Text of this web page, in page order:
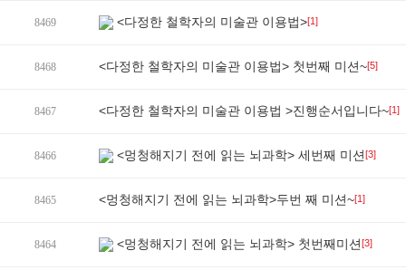
8469 <다정한 철학자의 미술관 이용법>[1]
8468 <다정한 철학자의 미술관 이용법> 첫번째 미션~[5]
8467 <다정한 철학자의 미술관 이용법 >진행순서입니다~[1]
8466 <멍청해지기 전에 읽는 뇌과학> 세번째 미션[3]
8465 <멍청해지기 전에 읽는 뇌과학>두번 째 미션~[1]
8464 <멍청해지기 전에 읽는 뇌과학> 첫번째미션[3]